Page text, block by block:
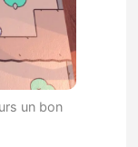
un bon